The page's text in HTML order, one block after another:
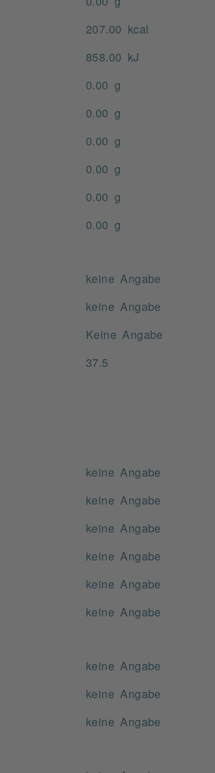
207.00 kcal
858.00 kJ
0.00 g
0.00 g
0.00 g
0.00 g
0.00 g
0.00 g
keine Angabe
keine Angabe
Keine Angabe
37.5
keine Angabe
keine Angabe
keine Angabe
keine Angabe
keine Angabe
keine Angabe
keine Angabe
keine Angabe
keine Angabe